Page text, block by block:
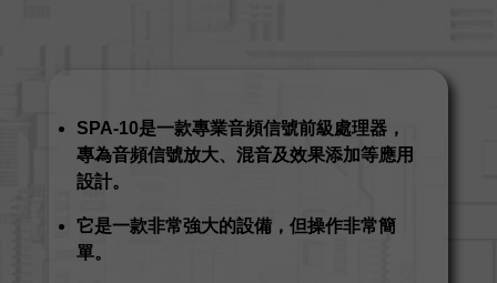
SPA-10是一款專業音頻信號前級處理器，
專為音頻信號放大、混音及效果添加等應用
設計。
它是一款非常強大的設備，但操作非常簡
單。